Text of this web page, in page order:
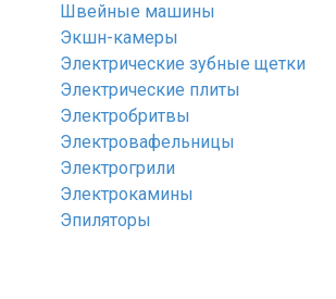
Швейные машины
Экшн-камеры
Электрические зубные щетки
Электрические плиты
Электробритвы
Электровафельницы
Электрогрили
Электрокамины
Эпиляторы